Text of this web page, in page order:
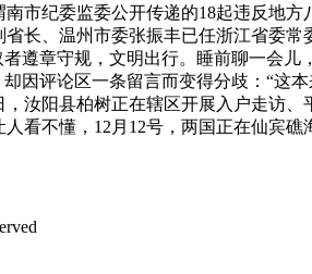
市纪委监委公开传递的18起违反地
长、温州市委张振丰已任浙江省委
遵章守规，文明出行。睡前聊一会
因评论区一条留言而变得分歧：“这
汝阳县柏树正在辖区开展入户走访
看不懂，12月12号，两国正在仙宾